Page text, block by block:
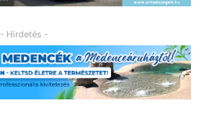
- Hirdetés -